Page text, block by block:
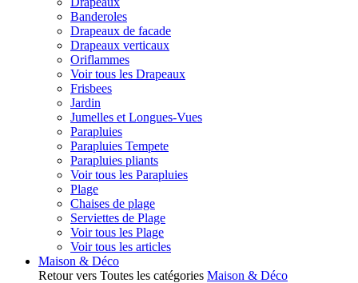
Banderoles
Drapeaux de facade
Drapeaux verticaux
Oriflammes
Voir tous les Drapeaux
Frisbees
Jardin
Jumelles et Longues-Vues
Parapluies
Parapluies Tempete
Parapluies pliants
Voir tous les Parapluies
Plage
Chaises de plage
Serviettes de Plage
Voir tous les Plage
Voir tous les articles
Maison & Déco
Retour vers Toutes les catégories Maison & Déco